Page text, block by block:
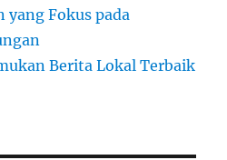
yang Fokus pada
Berita Lokal Terbaik